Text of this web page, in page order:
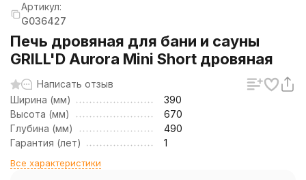
Артикул:
G036427
Печь дровяная для бани и сауны
GRILL'D Aurora Mini Short дровяная
Написать отзыв
Ширина (мм)
390
Высота (мм)
670
Глубина (мм)
490
Гарантия (лет)
1
Все характеристики